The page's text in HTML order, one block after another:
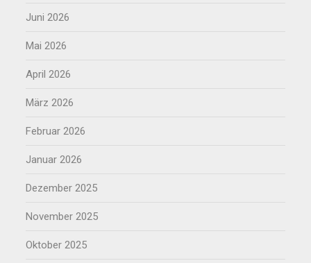
Juni 2026
Mai 2026
April 2026
März 2026
Februar 2026
Januar 2026
Dezember 2025
November 2025
Oktober 2025